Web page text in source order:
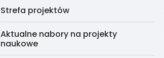
Strefa projektów
Aktualne nabory na projekty
naukowe